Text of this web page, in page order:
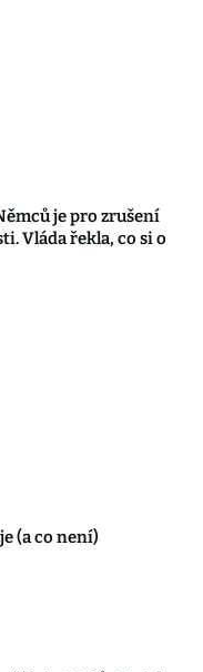
je pro zrušení
Vláda řekla, co si o
(a co není)